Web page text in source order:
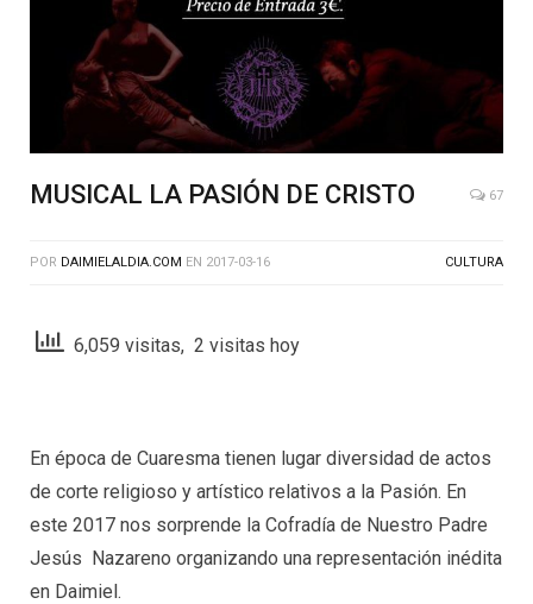
MUSICAL LA PASIÓN DE CRISTO 67
POR DAIMIELALDIA.COM EN 2017-03-16 CULTURA
6,059 visitas, 2 visitas hoy
En época de Cuaresma tienen lugar diversidad de actos
de corte religioso y artístico relativos a la Pasión. En
este 2017 nos sorprende la Cofradía de Nuestro Padre
Jesús Nazareno organizando una representación inédita
en Daimiel.